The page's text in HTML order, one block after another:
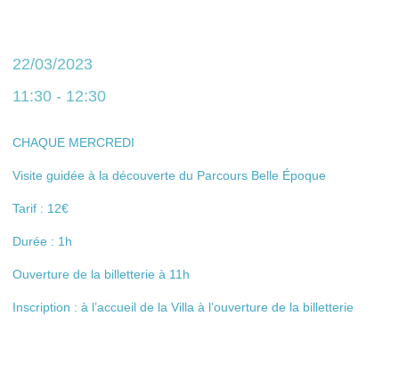
22/03/2023
11:30 - 12:30
CHAQUE MERCREDI
Visite guidée à la découverte du Parcours Belle Époque
Tarif : 12€
Durée : 1h
Ouverture de la billetterie à 11h
Inscription : à l’accueil de la Villa à l’ouverture de la billetterie